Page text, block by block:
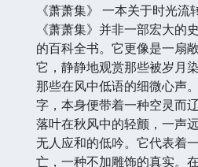
《萧萧集》 一本关于时光流
《萧萧集》并非一部宏大的
的百科全书。它更像是一扇
它，静静地观赏那些被岁月
那些在风中低语的细微心声
字，本身便带着一种空灵而
落叶在秋风中的轻颤，一声
无人应和的低吟。它代表着
亡，一种不加雕饰的真实。